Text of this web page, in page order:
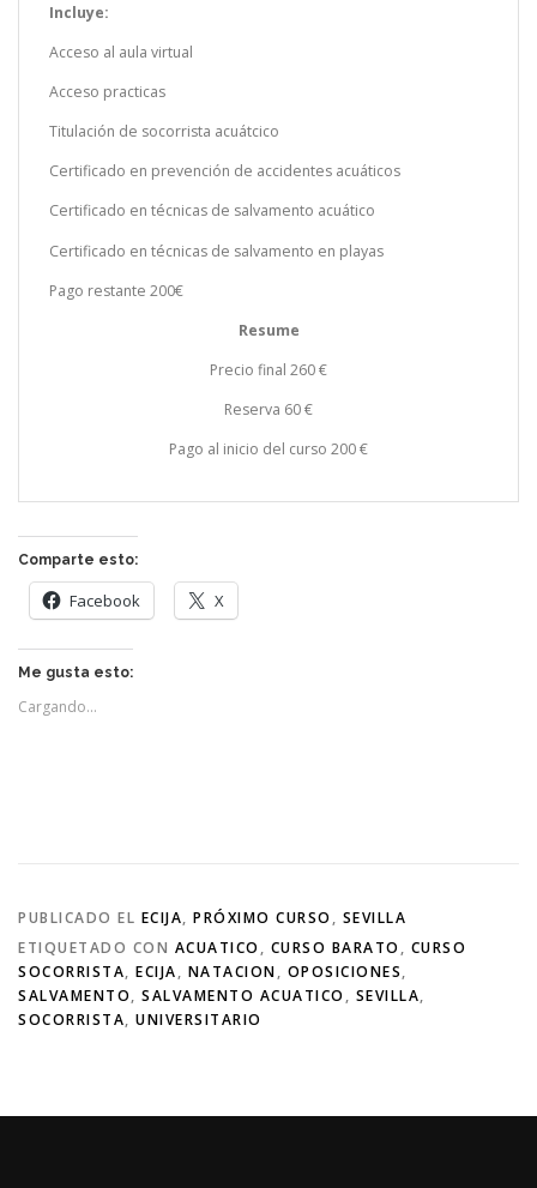
Incluye:
Acceso al aula virtual
Acceso practicas
Titulación de socorrista acuátcico
Certificado en prevención de accidentes acuáticos
Certificado en técnicas de salvamento acuático
Certificado en técnicas de salvamento en playas
Pago restante 200€
Resume
Precio final 260 €
Reserva 60 €
Pago al inicio del curso 200 €
Comparte esto:
Facebook X
Me gusta esto:
Cargando...
PUBLICADO EL ECIJA, PRÓXIMO CURSO , SEVILLA
ETIQUETADO CON ACUATICO , CURSO BARATO , CURSO
SOCORRISTA, ECIJA, NATACION, OPOSICIONES,
SALVAMENTO, SALVAMENTO ACUATICO , SEVILLA,
SOCORRISTA, UNIVERSITARIO